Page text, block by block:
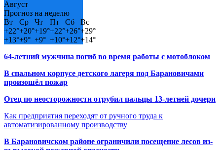
Август
Прогноз на неделю
Вт
Ср Чт Пт Сб
Вс
+22°+20°+19°+22°+26°+29°
+13°+9° +9° +10°+12°+14°
64-летний мужчина погиб во время работы с мотоблоком
В спальном корпусе детского лагеря под Барановичами
произошёл пожар
Отец по неосторожности отрубил пальцы 13-летней дочери
Как предприятия переходят от ручного труда к
автоматизированному производству
В Барановичском районе ограничили посещение лесов из-